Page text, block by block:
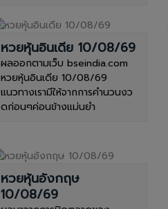
หวยหุ้นอินเดีย 10/08/69
ผลออกตามเว็บ bseindia.com
หวยหุ้นอินเดีย 10/08/69
แนวทางเรามีให้จากการคำนวนงว
ดก่อนๆค่อนข้างแม่นยำ
หวยหุ้นอังกฤษ
10/08/69